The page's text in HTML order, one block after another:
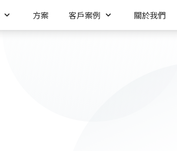
方案 客戶案例 關於我們